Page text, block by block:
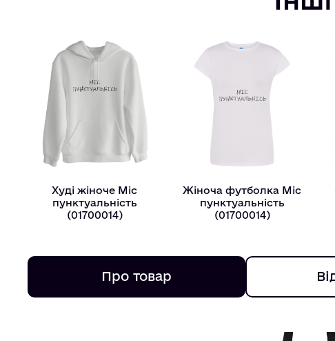
Худі жіноче Мiс
пунктуальнiсть
(01700014)
Жіноча футболка Мiс
пунктуальнiсть
(01700014)
Про товар